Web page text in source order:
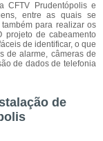
CFTV Prudentópolis e
entre as quais se
para realizar os
projeto de cabeamento
de identificar, o que
de alarme, câmeras de
de dados de telefonia
de